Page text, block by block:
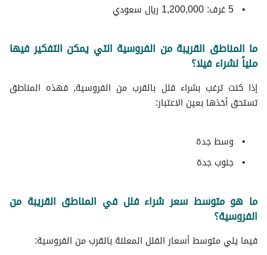
5 غرف: 1,200,000 ريال سعودي
ما المناطق القريبة من الفروسية التي يمكن التفكير فيها
ملياً لشراء فيلا؟
إذا كنت ترغب بشراء فلل بالقرب من الفروسية, فهذه المناطق
تستحق أخذها بعين الاعتبار:
وسط جدة
جنوب جدة
ما هو متوسط سعر شراء فلل في المناطق القريبة من
الفروسية؟
فيما يلي متوسط ​​أسعار الفلل المعلنة بالقرب من الفروسية: